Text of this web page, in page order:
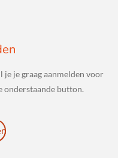
je graag aanmelden voor
onderstaande button.